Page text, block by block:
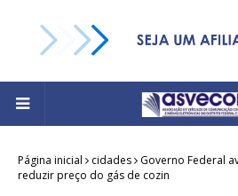
Página inicial cidades
Governo Federal
reduzir preço do gás de cozin